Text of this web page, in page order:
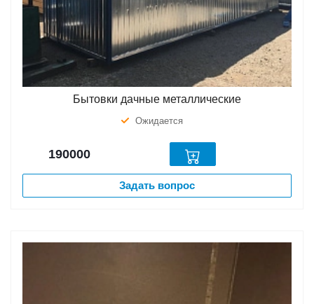
Бытовки дачные металлические
Ожидается
190000
Задать вопрос